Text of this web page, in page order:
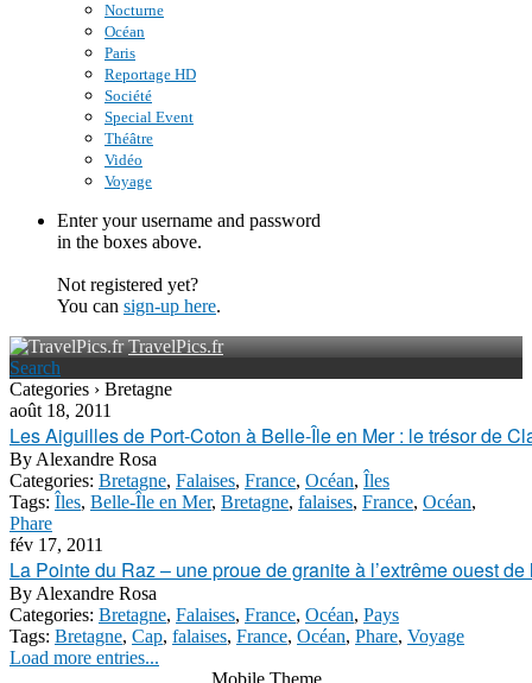
Nocturne
Océan
Paris
Reportage HD
Société
Special Event
Théâtre
Vidéo
Voyage
Enter your username and password
in the boxes above.
Not registered yet?
You can sign-up here.
TravelPics.fr
Search
Categories › Bretagne
août 18, 2011
Les Aiguilles de Port-Coton à Belle-Île en Mer : le trésor de
By Alexandre Rosa
Categories: Bretagne, Falaises, France, Océan, Îles
Tags: Îles, Belle-Île en Mer, Bretagne, falaises, France, Océan,
Phare
fév 17, 2011
La Pointe du Raz – une proue de granite à l’extrême ouest de
By Alexandre Rosa
Categories: Bretagne, Falaises, France, Océan, Pays
Tags: Bretagne, Cap, falaises, France, Océan, Phare, Voyage
Load more entries...
Mobile Theme